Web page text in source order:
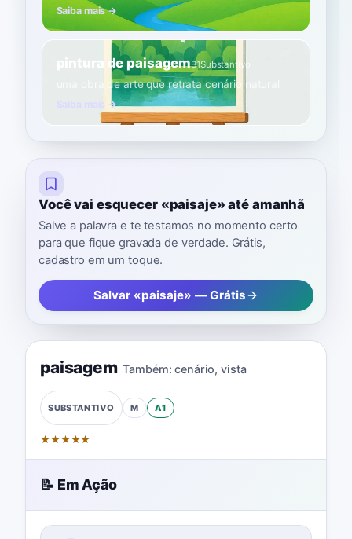
Saiba mais →
pintura de paisagemB1Substantivo
uma obra de arte que retrata cenário natural
Saiba mais →
Você vai esquecer «paisaje» até amanhã
Salve a palavra e te testamos no momento certo
para que fique gravada de verdade. Grátis,
cadastro em um toque.
Salvar «paisaje» — Grátis
paisagem Também: cenário,vista
SUBSTANTIVO M A1
★★★★★
📝 Em Ação